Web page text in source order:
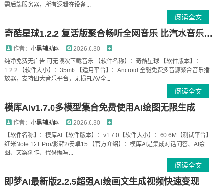
需后端服务器，所有逻辑在设备...
阅读全文
奇酷星球1.2.2 复活版聚合畅听全网音乐 比汽水音乐更好用
作者： 小黑辅助网
2026.6.30
纯净免费无广告 可无限次下载音乐 【软件名称】：奇酷星球 【软件版本】：
1.2.2 【软件大小】：35mb 【适用平台】：Android 全能免费多音源聚合音乐播
放器，支持四大音乐平台，无损FLAV全...
阅读全文
模库AIv1.7.0多模型集合免费使用AI绘图无限生成
作者： 小黑辅助网
2026.6.30
【软件名称】：模库AI【软件版本】：v1.7.0【软件大小】：60.6M【测试平台】:
红米Note 12T Pro/澎湃2/安卓15 【官方介绍】：模库AI是集成对话问答、AI绘
图、文案创作、代码编写...
阅读全文
即梦AI最新版2.2.5超强AI绘画文生成视频快速变现